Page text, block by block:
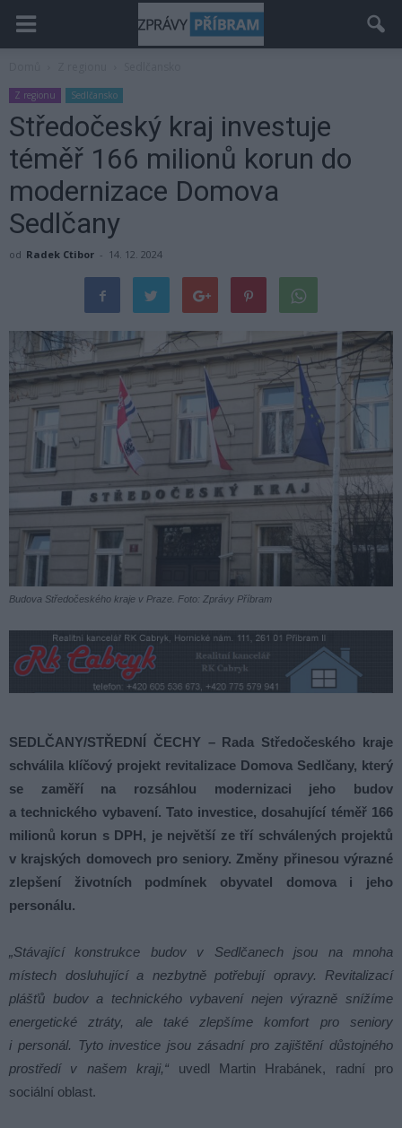
Z regionu Sedlčansko
Středočeský kraj investuje
téměř 166 milionů korun do
modernizace Domova
Sedlčany
od Radek Ctibor - 14. 12. 2024
Budova Středočeského kraje v Praze. Foto: Zprávy Příbram
SEDLČANY/STŘEDNÍ ČECHY – Rada Středočeského kraje
schválila klíčový projekt revitalizace Domova Sedlčany, který
se zaměří na rozsáhlou modernizaci jeho budov
a technického vybavení. Tato investice, dosahující téměř 166
milionů korun s DPH, je největší ze tří schválených projektů
v krajských domovech pro seniory. Změny přinesou výrazné
zlepšení životních podmínek obyvatel domova i jeho
personálu.
„Stávající konstrukce budov v Sedlčanech jsou na mnoha
místech dosluhující a nezbytně potřebují opravy. Revitalizací
plášťů budov a technického vybavení nejen výrazně snížíme
energetické ztráty, ale také zlepšíme komfort pro seniory
i personál. Tyto investice jsou zásadní pro zajištění důstojného
prostředí v našem kraji,“ uvedl Martin Hrabánek, radní pro
sociální oblast.